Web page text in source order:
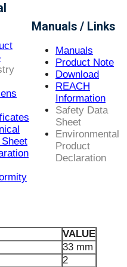
Manuals / Links
Manuals
Product Note
Download
REACH
Information
Safety Data
Sheet
Environmental
Product
Declaration
VALUE
33 mm
2